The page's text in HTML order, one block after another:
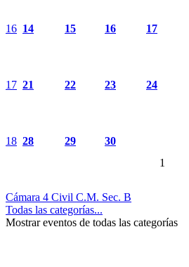
16 14 15 16 17
17 21 22 23 24
18 28 29
30
1
Cámara 4 Civil C.M. Sec. B
Todas las categorías...
Mostrar eventos de todas las categorías